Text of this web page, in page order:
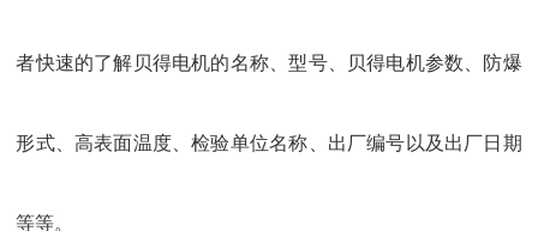
者快速的了解贝得电机的名称、型号、贝得电机参数、防爆
形式、高表面温度、检验单位名称、出厂编号以及出厂日期
等等。